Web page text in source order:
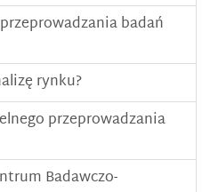
badań
rynku?
przeprowadzania
Badawczo-